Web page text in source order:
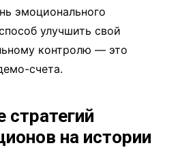
эмоционального
улучшить свой
контролю — это
счета.
стратегий
на истории